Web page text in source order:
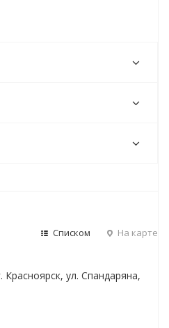
Списком На карте
ул. Спандаряна,